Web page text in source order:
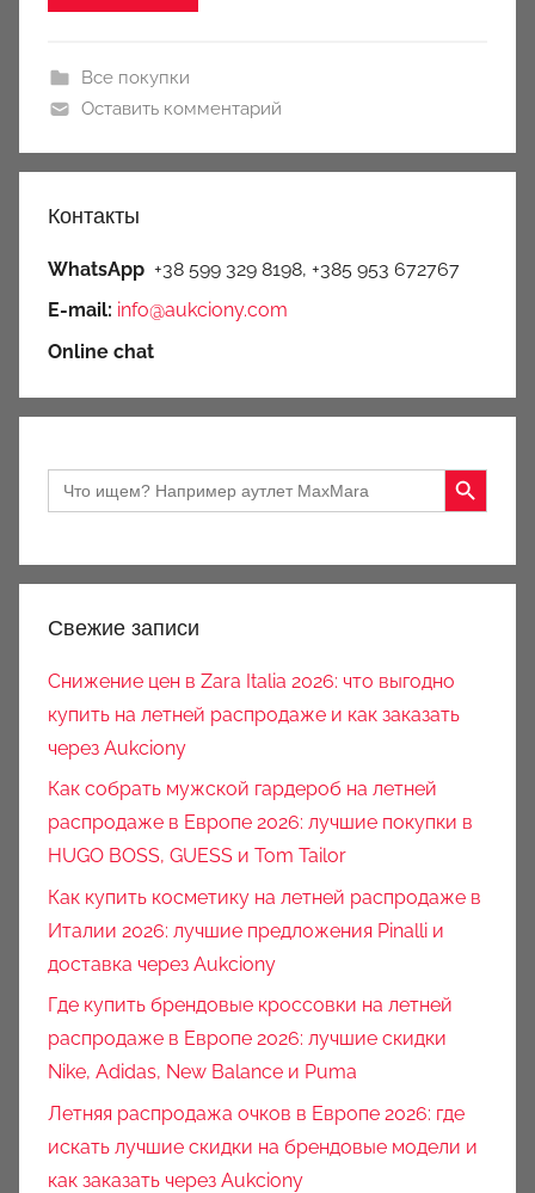
Все покупки
Оставить комментарий
Контакты
WhatsApp +38 599 329 8198, +385 953 672767
E-mail: info@aukciony.com
Online chat
Search
for:
Search Button
Свежие записи
Снижение цен в Zara Italia 2026: что выгодно
купить на летней распродаже и как заказать
через Aukciony
Как собрать мужской гардероб на летней
распродаже в Европе 2026: лучшие покупки в
HUGO BOSS, GUESS и Tom Tailor
Как купить косметику на летней распродаже в
Италии 2026: лучшие предложения Pinalli и
доставка через Aukciony
Где купить брендовые кроссовки на летней
распродаже в Европе 2026: лучшие скидки
Nike, Adidas, New Balance и Puma
Летняя распродажа очков в Европе 2026: где
искать лучшие скидки на брендовые модели и
как заказать через Aukciony